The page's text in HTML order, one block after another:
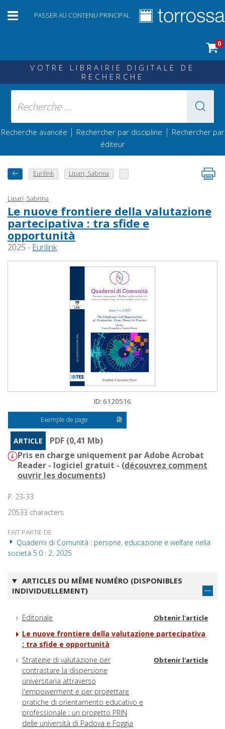
PASSER AU CONTENU PRINCIPAL
0
VOTRE LIBRAIRIE DIGITALE DE
RECHERCHE
Recherche avancée | Rechercher par discipline | Rechercher par
éditeur
Eurilink Lipari, Sabrina
Lipari, Sabrina
Le nuove frontiere della valutazione
partecipativa : tra sfide e
opportunità
2025 - Eurilink
ID: 6120516
Exemple de page
ARTICLE
PDF (0,41 Mb)
Pris en charge uniquement par Adobe Acrobat
Reader - logiciel gratuit - (découvrez comment
ouvrir les documents)
P. 23-33
20533 characters
FAIT PARTIE DE
Quaderni di Comunità : persone, educazione e welfare nella
società 5.0 : 2, 2025
ARTICLES DU MÊME NUMÉRO (DISPONIBLES
INDIVIDUELLEMENT)
Editoriale Obtenir l'article
Le nuove frontiere della valutazione partecipativa
: tra sfide e opportunità
Strategie di valutazione per
contrastare la dispersione
universitaria attraverso
l'empowerment e per progettare
pratiche di orientamento educativo e
professionale : un progetto PRIN
delle università di Padova e Foggia
Obtenir l'article